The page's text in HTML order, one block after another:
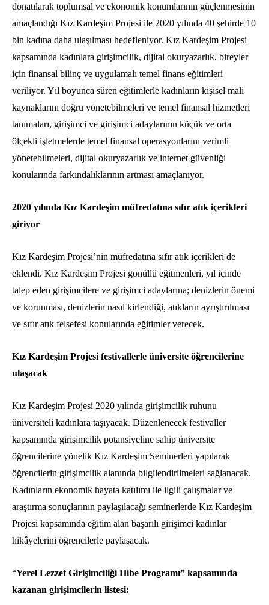
donatılarak toplumsal ve ekonomik konumlarının güçlenmesinin
amaçlandığı Kız Kardeşim Projesi ile 2020 yılında 40 şehirde 10
bin kadına daha ulaşılması hedefleniyor. Kız Kardeşim Projesi
kapsamında kadınlara girişimcilik, dijital okuryazarlık, bireyler
için finansal bilinç ve uygulamalı temel finans eğitimleri
veriliyor. Yıl boyunca süren eğitimlerle kadınların kişisel mali
kaynaklarını doğru yönetebilmeleri ve temel finansal hizmetleri
tanımaları, girişimci ve girişimci adaylarının küçük ve orta
ölçekli işletmelerde temel finansal operasyonlarını verimli
yönetebilmeleri, dijital okuryazarlık ve internet güvenliği
konularında farkındalıklarının artması amaçlanıyor.
2020 yılında Kız Kardeşim müfredatına sıfır atık içerikleri
giriyor
Kız Kardeşim Projesi’nin müfredatına sıfır atık içerikleri de
eklendi. Kız Kardeşim Projesi gönüllü eğitmenleri, yıl içinde
talep eden girişimcilere ve girişimci adaylarına; denizlerin önemi
ve korunması, denizlerin nasıl kirlendiği, atıkların ayrıştırılması
ve sıfır atık felsefesi konularında eğitimler verecek.
Kız Kardeşim Projesi festivallerle üniversite öğrencilerine
ulaşacak
Kız Kardeşim Projesi 2020 yılında girişimcilik ruhunu
üniversiteli kadınlara taşıyacak. Düzenlenecek festivaller
kapsamında girişimcilik potansiyeline sahip üniversite
öğrencilerine yönelik Kız Kardeşim Seminerleri yapılarak
öğrencilerin girişimcilik alanında bilgilendirilmeleri sağlanacak.
Kadınların ekonomik hayata katılımı ile ilgili çalışmalar ve
araştırma sonuçlarının paylaşılacağı seminerlerde Kız Kardeşim
Projesi kapsamında eğitim alan başarılı girişimci kadınlar
hikâyelerini öğrencilerle paylaşacak.
“Yerel Lezzet Girişimciliği Hibe Programı” kapsamında
kazanan girişimcilerin listesi: